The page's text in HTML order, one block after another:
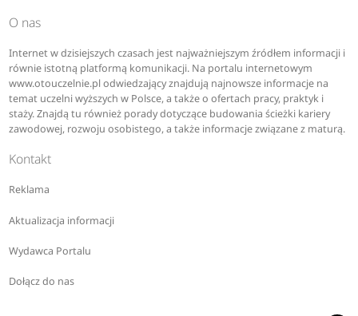
O nas
Internet w dzisiejszych czasach jest najważniejszym źródłem informacji i
równie istotną platformą komunikacji. Na portalu internetowym
www.otouczelnie.pl odwiedzający znajdują najnowsze informacje na
temat uczelni wyższych w Polsce, a także o ofertach pracy, praktyk i
staży. Znajdą tu również porady dotyczące budowania ścieżki kariery
zawodowej, rozwoju osobistego, a także informacje związane z maturą.
Kontakt
Reklama
Aktualizacja informacji
Wydawca Portalu
Dołącz do nas